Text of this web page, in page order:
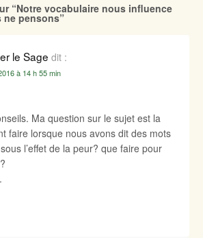
“Notre vocabulaire nous influence
ne pensons”
le Sage dit :
à 14 h 55 min
Ma question sur le sujet est la
faire lorsque nous avons dit des mots
l’effet de la peur? que faire pour